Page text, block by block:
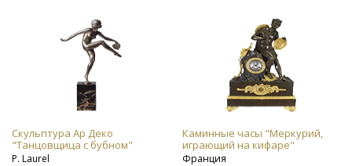
цельнокожаном переплете.
Скульптура Ар Деко
"Танцовщица с бубном"
Р. Laurel
Каминные часы "Меркурий,
играющий на кифаре"
Франция